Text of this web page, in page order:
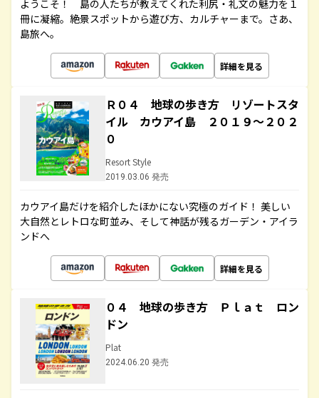
ようこそ！ 島の人たちが教えてくれた利尻・礼文の魅力を１
冊に凝縮。絶景スポットから遊び方、カルチャーまで。さあ、
島旅へ。
詳細を見る
Ｒ０４ 地球の歩き方 リゾートスタ
イル カウアイ島 ２０１９～２０２
０
Resort Style
2019.03.06 発売
カウアイ島だけを紹介したほかにない究極のガイド！ 美しい
大自然とレトロな町並み、そして神話が残るガーデン・アイラ
ンドへ
詳細を見る
０４ 地球の歩き方 Ｐｌａｔ ロン
ドン
Plat
2024.06.20 発売